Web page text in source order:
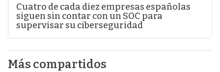
Cuatro de cada diez empresas españolas
siguen sin contar con un SOC para
supervisar su ciberseguridad
Más compartidos